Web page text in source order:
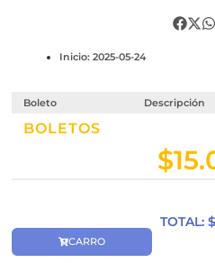
Inicio: 2025-05-24
Boleto Descripción
BOLETOS
$
TOTAL: $
CARRO